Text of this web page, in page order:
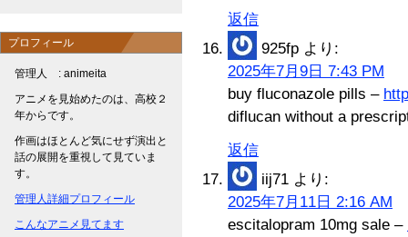
返信
925fp より:
2025年7月9日 7:43 PM
buy fluconazole pills –
diflucan without a
返信
iij71 より:
2025年7月11日 2:16 AM
escitalopram 10mg sale –
プロフィール
管理人 : animeita
アニメを見始めたのは、高校２
年からです。
作画はほとんど気にせず演出と
話の展開を重視して見ていま
す。
管理人詳細プロフィール
こんなアニメ見てます